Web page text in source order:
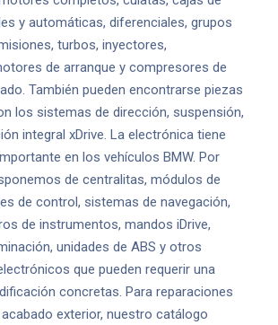
y automáticas, diferenciales, grupos
turbos, inyectores,
de arranque y compresores de
También pueden encontrarse piezas
los sistemas de dirección, suspensión,
integral xDrive. La electrónica tiene
en los vehículos BMW. Por
de centralitas, módulos de
de control, sistemas de navegación,
de instrumentos, mandos iDrive,
unidades de ABS y otros
que pueden requerir una
concretas. Para reparaciones
exterior, nuestro catálogo